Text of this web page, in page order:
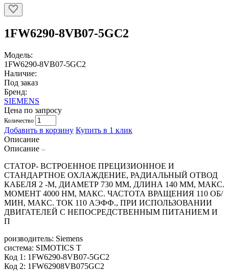
1FW6290-8VB07-5GC2
Модель:
1FW6290-8VB07-5GC2
Наличие:
Под заказ
Бренд:
SIEMENS
Цена по запросу
Количество
Добавить в корзину Купить в 1 клик
Описание
Описание
СТАТОР- ВСТРОЕННОЕ ПРЕЦИЗИОННОЕ И
СТАНДАРТНОЕ ОХЛАЖДЕНИЕ, РАДИАЛЬНЫЙ ОТВОД
КАБЕЛЯ 2 -М, ДИАМЕТР 730 ММ, ДЛИНА 140 ММ, МАКС.
МОМЕНТ 4000 HM, МАКС. ЧАСТОТА ВРАЩЕНИЯ 110 ОБ/
МИН, МАКС. ТОК 110 АЭФФ., ПРИ ИСПОЛЬЗОВАНИИ
ДВИГАТЕЛЕЙ С НЕПОСРЕДСТВЕННЫМ ПИТАНИЕМ И
П
роизводитель: Siemens
система: SIMOTICS T
Код 1: 1FW6290-8VB07-5GC2
Код 2: 1FW62908VB075GC2